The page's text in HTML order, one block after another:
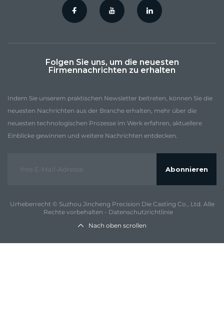
Folgen Sie uns, um die neuesten
Firmennachrichten zu erhalten
Indem Sie unserem praktischen Newsletter beitreten, können Sie die
neuesten Nachrichten aus der Branche erhalten, mehr über die
neuesten technologischen Prozesse im Werk erfahren, aktuellere
Einblicke gewinnen und weitere Nachrichten entdecken.
Abonnieren
Urheberrecht © Suzhou Jincheng Precision Die Casting Co., Ltd. Alle
Rechte vorbehalten - Datenschutzrichtlinie
Nach oben scrollen